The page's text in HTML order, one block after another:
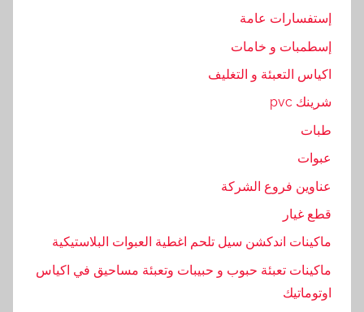
ع
ن
و
ا
ف
ر
م
ح
ا
ج
إستفسارات عامة
إسطمبات و خامات
اكياس التعبئة و التغليف
شرينك pvc
طبات
عبوات
عناوين فروع الشركة
قطع غيار
ماكينات اندكشن سيل تلحم اغطية العبوات البلاستيكية
ماكينات تعبئة حبوب و حبيبات وتعبئة مساحيق في اكياس
اوتوماتيك